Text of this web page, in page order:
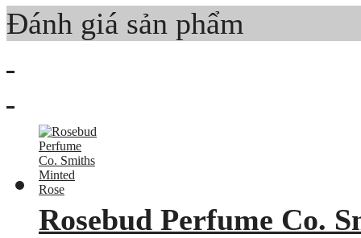
Đánh giá sản phẩm
Rosebud Perfume Co.